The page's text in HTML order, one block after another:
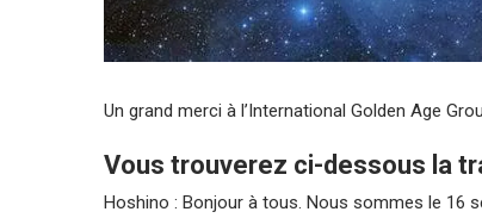
Un grand merci à l’International Golden Age
Vous trouverez ci-dessous la
Hoshino : Bonjour à tous. Nous sommes le 16